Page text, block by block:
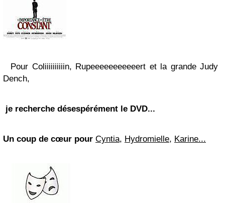
Pour Coliiiiiiiiiin, Rupeeeeeeeeeeert et la grande Judy
Dench,
je recherche désespérément le DVD...
Un coup de cœur pour Cyntia, Hydromielle, Karine...